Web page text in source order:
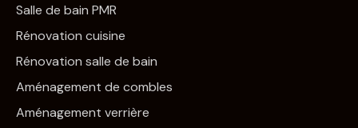
Salle de bain PMR
Rénovation cuisine
Rénovation salle de bain
Aménagement de combles
Aménagement verrière